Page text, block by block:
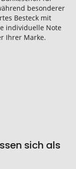
besonderer
Besteck mit
individuelle Note
Ihrer Marke.
sich als